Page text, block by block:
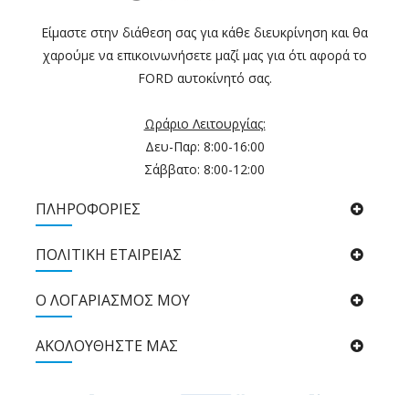
Είμαστε στην διάθεση σας για κάθε διευκρίνηση και θα
χαρούμε να επικοινωνήσετε μαζί μας για ότι αφορά το
FORD αυτοκίνητό σας.
Ωράριο Λειτουργίας:
Δευ-Παρ: 8:00-16:00
Σάββατο: 8:00-12:00
ΠΛΗΡΟΦΟΡΙΕΣ
ΠΟΛΙΤΙΚΉ ΕΤΑΙΡΕΊΑΣ
Ο ΛΟΓΑΡΙΑΣΜΟΣ ΜΟΥ
ΑΚΟΛΟΥΘΉΣΤΕ ΜΑΣ